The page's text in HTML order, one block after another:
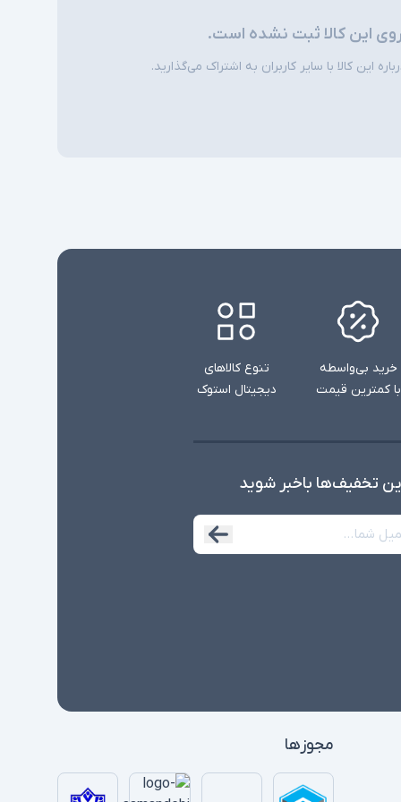
شارژر استاندارد به همراه کابل برق
امکاناتی نظیر نور پس زمینه کیبورد و دوربین
این کالا ثبت نشده است.
این کالا با سایر کاربران به اشتراک می‌گذارید.
خرید بی‌واسطه
با کمترین قیمت
تنوع کالاهای
دیجیتال استوک
تخفیف‌ها با‌خبر شوید
مجوزها